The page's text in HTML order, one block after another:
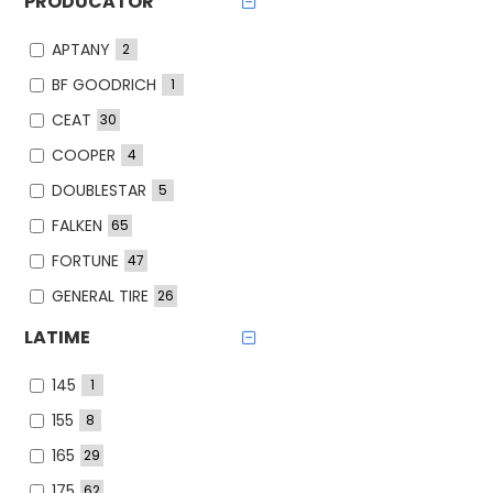
LATIME
145 1
155 8
165 29
APTANY 2
BF GOODRICH 1
CEAT 30
COOPER 4
DOUBLESTAR 5
FALKEN 65
FORTUNE 47
GENERAL TIRE 26
GITI
GOODRIDE
GRIPMAX
GT Radial